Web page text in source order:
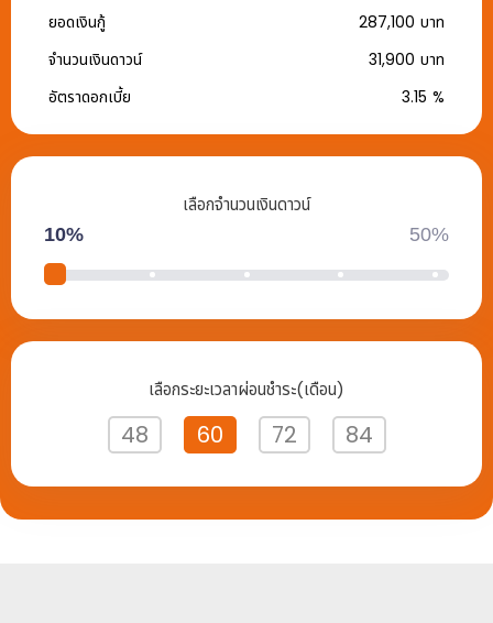
ยอดเงินกู้ 287,100 บาท
จำนวนเงินดาวน์
31,900 บาท
อัตราดอกเบี้ย
3.15 %
เลือกจำนวนเงินดาวน์
50%
10%
เลือกระยะเวลาผ่อนชำระ(เดือน)
48 60 72 84